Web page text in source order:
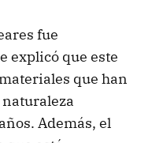
fue
explicó que este
que han
Además, el